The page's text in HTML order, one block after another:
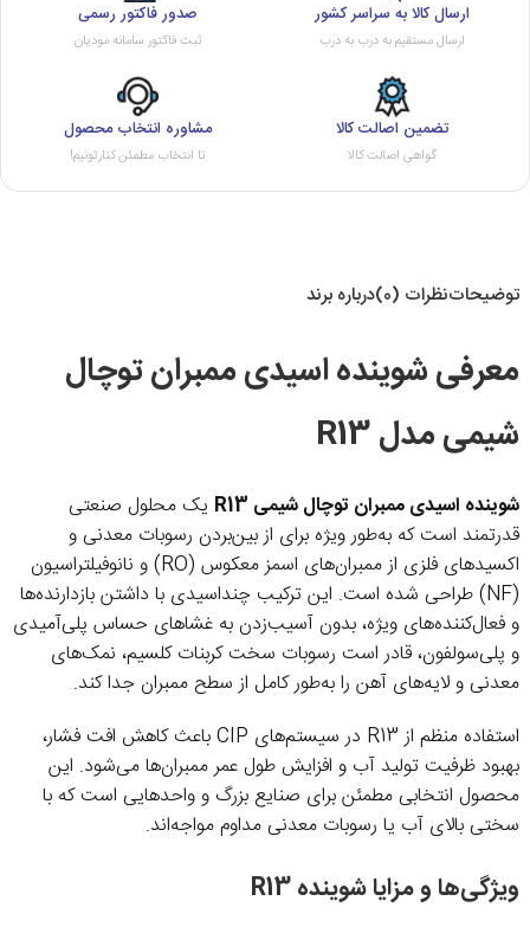
ارسال کالا به سراسر کشور
ارسال مستقیم به درب به درب
صدور فاکتور رسمی
ثبت فاکتور سامانه مودیان
تضمین اصالت کالا
گواهی اصالت کالا
مشاوره انتخاب محصول
تا انتخاب مطمئن کنارتونیم!
توضیحاتنظرات (0) درباره برند
معرفی شوینده اسیدی ممبران توچال
شیمی مدل R13
شوینده اسیدی ممبران توچال شیمی R13
یک محلول صنعتی
قدرتمند است که به‌طور ویژه برای از بین‌بردن رسوبات معدنی و
اکسیدهای فلزی از ممبران‌های اسمز معکوس (RO) و نانوفیلتراسیون
(NF) طراحی شده است. این ترکیب چنداسیدی با داشتن بازدارنده‌ها
و فعال‌کننده‌های ویژه، بدون آسیب‌زدن به غشاهای حساس پلی‌آمیدی
و پلی‌سولفون، قادر است رسوبات سخت کربنات کلسیم، نمک‌های
معدنی و لایه‌های آهن را به‌طور کامل از سطح ممبران جدا کند.
استفاده منظم از R13 در سیستم‌های CIP باعث کاهش افت فشار،
بهبود ظرفیت تولید آب و افزایش طول عمر ممبران‌ها می‌شود. این
محصول انتخابی مطمئن برای صنایع بزرگ و واحدهایی است که با
سختی بالای آب یا رسوبات معدنی مداوم مواجه‌اند.
ویژگی‌ها و مزایا شوینده R13